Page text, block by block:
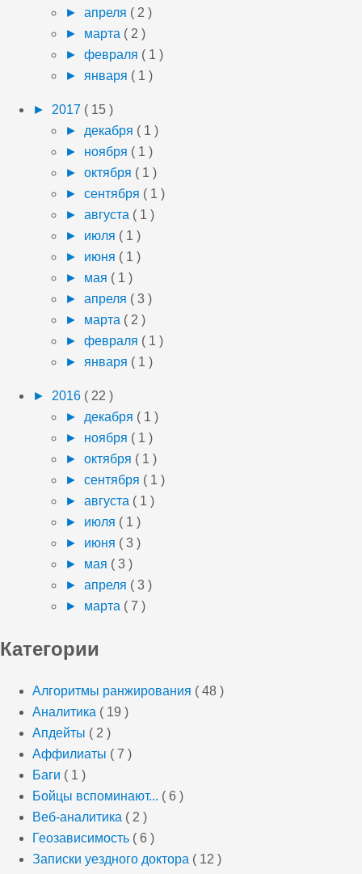
► апреля ( 2 )
► марта ( 2 )
► февраля ( 1 )
► января ( 1 )
► 2017 ( 15 )
► декабря ( 1 )
► ноября ( 1 )
► октября ( 1 )
► сентября ( 1 )
► августа ( 1 )
► июля ( 1 )
► июня ( 1 )
► мая ( 1 )
► апреля ( 3 )
► марта ( 2 )
► февраля ( 1 )
► января ( 1 )
► 2016 ( 22 )
► декабря ( 1 )
► ноября ( 1 )
► октября ( 1 )
► сентября ( 1 )
► августа ( 1 )
► июля ( 1 )
► июня ( 3 )
► мая ( 3 )
► апреля ( 3 )
► марта ( 7 )
Категории
Алгоритмы ранжирования ( 48 )
Аналитика ( 19 )
Апдейты ( 2 )
Аффилиаты ( 7 )
Баги ( 1 )
Бойцы вспоминают... ( 6 )
Веб-аналитика ( 2 )
Геозависимость ( 6 )
Записки уездного доктора ( 12 )